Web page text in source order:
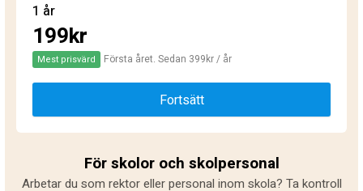
1 år
199kr
Mest prisvärd Första året. Sedan 399kr / år
Fortsätt
För skolor och skolpersonal
Arbetar du som rektor eller personal inom skola? Ta kontroll